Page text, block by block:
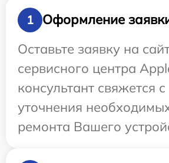
1
Оформление
Оставьте заявку на
сервисного центра
консультант свяжется
уточнения
ремонта Вашего